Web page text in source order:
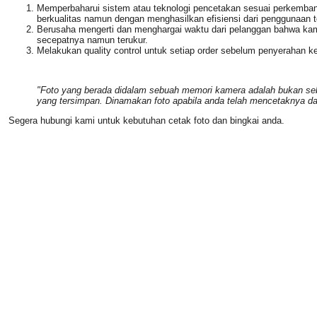
Memperbaharui sistem atau teknologi pencetakan sesuai
berkualitas namun dengan menghasilkan efisiensi dari penggunaan
Berusaha mengerti dan menghargai waktu dari pelanggan bahwa
secepatnya namun terukur.
Melakukan quality control untuk setiap order sebelum penyerahan
"Foto yang berada didalam sebuah memori kamera adalah bukan
yang tersimpan. Dinamakan foto apabila anda telah mencetaknya
Segera hubungi kami untuk kebutuhan cetak foto dan bingkai anda.